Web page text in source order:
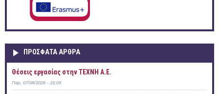
ΠΡOΣΦΑΤΑ AΡΘΡΑ
Θέσεις εργασίας στην ΤΕΧΝΗ Α.Ε.
Παρ, 07/08/2026 - 15:09